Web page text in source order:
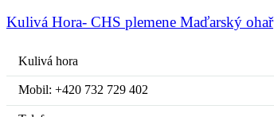
Kulivá Hora- CHS plemene Maďarský ohař
Kulivá hora
Mobil: +420 732 729 402